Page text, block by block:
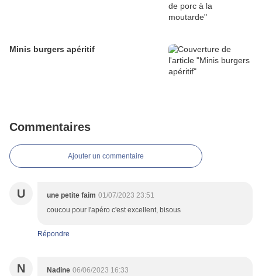
Minis burgers apéritif
Commentaires
Ajouter un commentaire
U une petite faim 01/07/2023 23:51
coucou pour l'apéro c'est excellent, bisous
Répondre
N Nadine 06/06/2023 16:33